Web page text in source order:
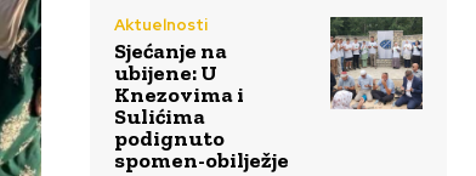
Aktuelnosti
Sjećanje na
ubijene: U
Knezovima i
Sulićima
podignuto
spomen-obilježje